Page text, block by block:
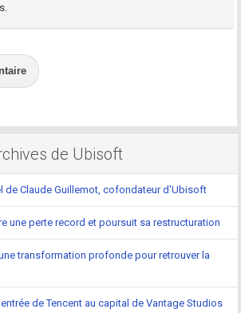
de Ubisoft
de Claude Guillemot, cofondateur d'Ubisoft
une perte record et poursuit sa restructuration
transformation profonde pour retrouver la
de Tencent au capital de Vantage Studios